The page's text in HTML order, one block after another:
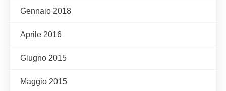
Gennaio 2018
Aprile 2016
Giugno 2015
Maggio 2015